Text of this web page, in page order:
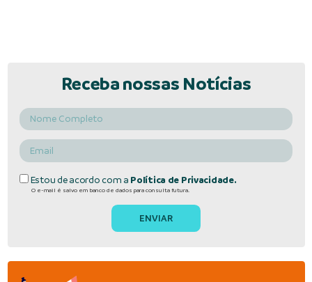
Receba nossas Notícias
Estou de acordo com a Política de Privacidade.
O e-mail é salvo em banco de dados para consulta futura.